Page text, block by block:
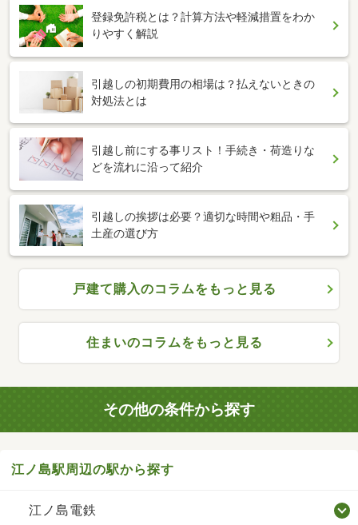
登録免許税とは？計算方法や軽減措置をわか
りやすく解説
引越しの初期費用の相場は？払えないときの
対処法とは
引越し前にする事リスト！手続き・荷造りな
どを流れに沿って紹介
引越しの挨拶は必要？適切な時間や粗品・手
土産の選び方
戸建て購入のコラムをもっと見る
住まいのコラムをもっと見る
その他の条件から探す
江ノ島駅周辺の駅から探す
江ノ島電鉄